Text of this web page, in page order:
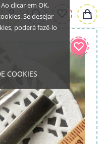
clicar em OK,
Se desejar
poderá fazê-lo
COOKIES